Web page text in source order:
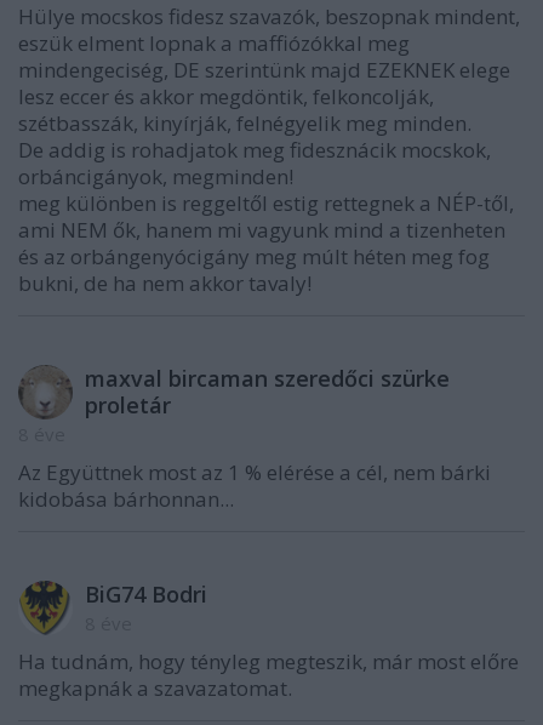
Hülye mocskos fidesz szavazók, beszopnak mindent,
eszük elment lopnak a maffiózókkal meg
mindengeciség, DE szerintünk majd EZEKNEK elege
lesz eccer és akkor megdöntik, felkoncolják,
szétbasszák, kinyírják, felnégyelik meg minden.
De addig is rohadjatok meg fidesznácik mocskok,
orbáncigányok, megminden!
meg különben is reggeltől estig rettegnek a NÉP-től,
ami NEM ők, hanem mi vagyunk mind a tizenheten
és az orbángenyócigány meg múlt héten meg fog
bukni, de ha nem akkor tavaly!
maxval bircaman szeredőci szürke
proletár
Az Együttnek most az 1 % elérése a cél, nem bárki
kidobása bárhonnan...
BiG74 Bodri
Ha tudnám, hogy tényleg megteszik, már most előre
megkapnák a szavazatomat.